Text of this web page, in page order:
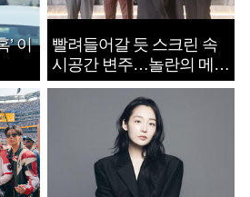
’ 이
빨려들어갈 듯 스크린 속
시공간 변주…놀란의 메시
지는 ‘전쟁 속죄’